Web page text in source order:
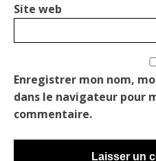
Site web
Enregistrer mon nom,
dans le navigateur pour
commentaire.